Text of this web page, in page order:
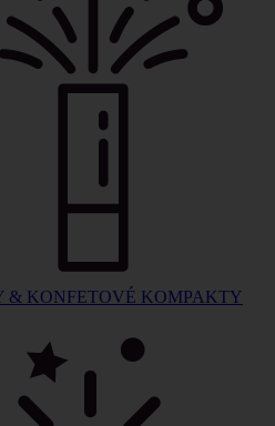
& KONFETOVÉ KOMPAKTY